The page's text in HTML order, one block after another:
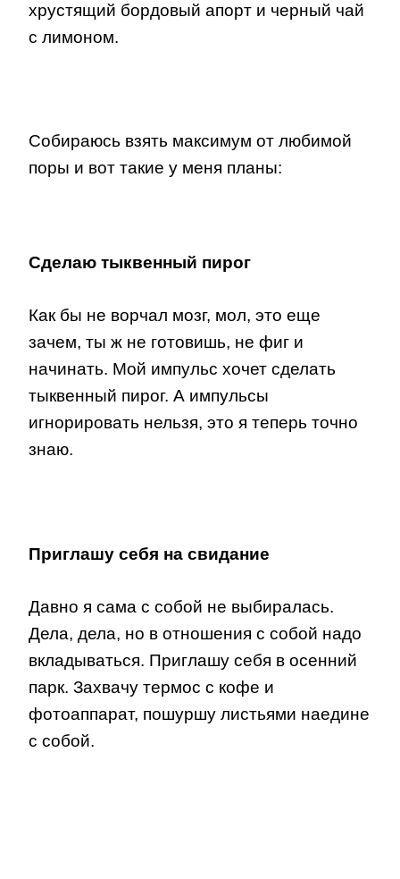
хрустящий бордовый апорт и черный чай
с лимоном.
Собираюсь взять максимум от любимой
поры и вот такие у меня планы:
Сделаю тыквенный пирог
Как бы не ворчал мозг, мол, это еще
зачем, ты ж не готовишь, не фиг и
начинать. Мой импульс хочет сделать
тыквенный пирог. А импульсы
игнорировать нельзя, это я теперь точно
знаю.
Приглашу себя на свидание
Давно я сама с собой не выбиралась.
Дела, дела, но в отношения с собой надо
вкладываться. Приглашу себя в осенний
парк. Захвачу термос с кофе и
фотоаппарат, пошуршу листьями наедине
с собой.